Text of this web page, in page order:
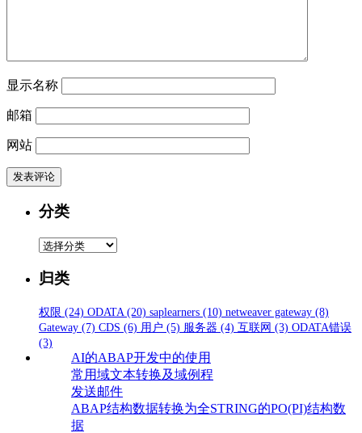
显示名称
邮箱
网站
分类
分
归类
权限 (24) ODATA (20) saplearners (10) netweaver gateway (8)
Gateway (7) CDS (6) 用户 (5) 服务器 (4) 互联网 (3) ODATA错误
(3)
AI的ABAP开发中的使用
常用域文本转换及域例程
发送邮件
ABAP结构数据转换为全STRING的PO(PI)结构数
据